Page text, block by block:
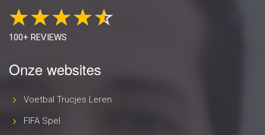
100+ REVIEWS
Onze websites
Voetbal Trucjes Leren
FIFA Spel